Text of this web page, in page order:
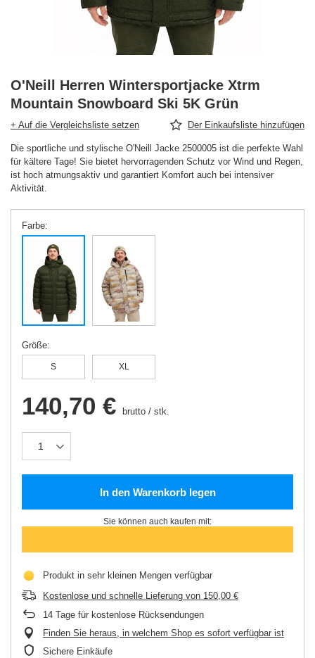
O'Neill Herren Wintersportjacke Xtrm
Mountain Snowboard Ski 5K Grün
+ Auf die Vergleichsliste setzen Der Einkaufsliste hinzufügen
Die sportliche und stylische O'Neill Jacke 2500005 ist die perfekte Wahl
für kältere Tage! Sie bietet hervorragenden Schutz vor Wind und Regen,
ist hoch atmungsaktiv und garantiert Komfort auch bei intensiver
Aktivität.
Farbe
Größe
S XL
140,70 € brutto / stk.
In den Warenkorb legen
Sie können auch kaufen mit:
Produkt in sehr kleinen Mengen verfügbar
Kostenlose und schnelle Lieferung von 150,00 €
14 Tage für kostenlose Rücksendungen
Finden Sie heraus, in welchem Shop es sofort verfügbar ist
Sichere Einkäufe